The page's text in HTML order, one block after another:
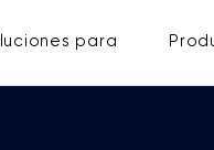
para